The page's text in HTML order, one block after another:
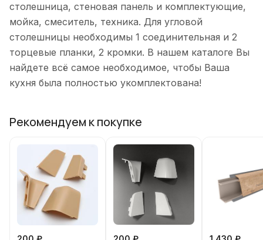
столешница, стеновая панель и комплектующие,
мойка, смеситель, техника. Для угловой
столешницы необходимы 1 соединительная и 2
торцевые планки, 2 кромки. В нашем каталоге Вы
найдете всё самое необходимое, чтобы Ваша
кухня была полностью укомплектована!
Рекомендуем к покупке